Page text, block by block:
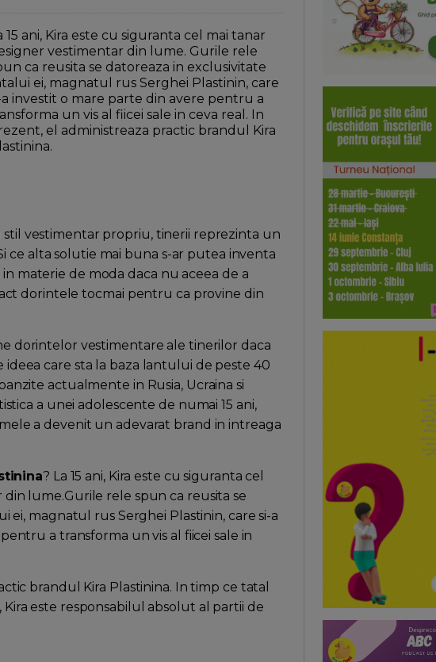
15 ani, Kira este cu siguranta cel mai tanar
vestimentar din lume. Gurile rele
ca reusita se datoreaza in exclusivitate
ei, magnatul rus Serghei Plastinin, care
a investit o mare parte din avere pentru a
un vis al fiicei sale in ceva real. In
el administreaza practic brandul Kira
stil vestimentar propriu, tinerii reprezinta un
ce alta solutie mai buna s-ar putea inventa
materie de moda daca nu aceea de a
dorintele tocmai pentru ca provine din
dorintelor vestimentare ale tinerilor daca
ideea care sta la baza lantului de peste 40
actualmente in Rusia, Ucraina si
a unei adolescente de numai 15 ani,
a devenit un adevarat brand in intreaga
? La 15 ani, Kira este cu siguranta cel
lume.Gurile rele spun ca reusita se
ei, magnatul rus Serghei Plastinin, care si-a
a transforma un vis al fiicei sale in
brandul Kira Plastinina. In timp ce tatal
este responsabilul absolut al partii de